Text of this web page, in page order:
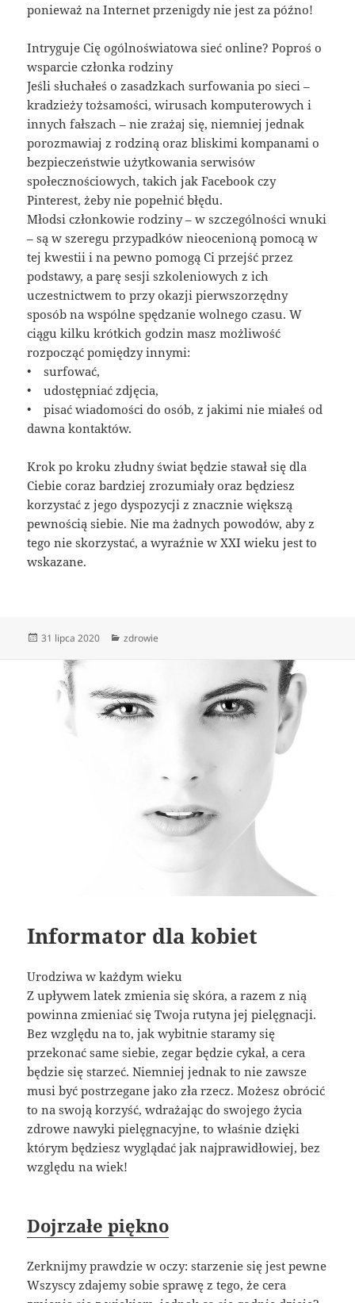
ponieważ na Internet przenigdy nie jest za późno!
Intryguje Cię ogólnoświatowa sieć online? Poproś o
wsparcie członka rodziny
Jeśli słuchałeś o zasadzkach surfowania po sieci –
kradzieży tożsamości, wirusach komputerowych i
innych fałszach – nie zrażaj się, niemniej jednak
porozmawiaj z rodziną oraz bliskimi kompanami o
bezpieczeństwie użytkowania serwisów
społecznościowych, takich jak Facebook czy
Pinterest, żeby nie popełnić błędu.
Młodsi członkowie rodziny – w szczególności wnuki
– są w szeregu przypadków nieocenioną pomocą w
tej kwestii i na pewno pomogą Ci przejść przez
podstawy, a parę sesji szkoleniowych z ich
uczestnictwem to przy okazji pierwszorzędny
sposób na wspólne spędzanie wolnego czasu. W
ciągu kilku krótkich godzin masz możliwość
rozpocząć pomiędzy innymi:
• surfować,
• udostępniać zdjęcia,
• pisać wiadomości do osób, z jakimi nie miałeś od
dawna kontaktów.
Krok po kroku złudny świat będzie stawał się dla
Ciebie coraz bardziej zrozumiały oraz będziesz
korzystać z jego dyspozycji z znacznie większą
pewnością siebie. Nie ma żadnych powodów, aby z
tego nie skorzystać, a wyraźnie w XXI wieku jest to
wskazane.
Data
31 lipca 2020 Kategorie
zdrowie
Informator dla kobiet
Urodziwa w każdym wieku
Z upływem latek zmienia się skóra, a razem z nią
powinna zmieniać się Twoja rutyna jej pielęgnacji.
Bez względu na to, jak wybitnie staramy się
przekonać same siebie, zegar będzie cykał, a cera
będzie się starzeć. Niemniej jednak to nie zawsze
musi być postrzegane jako zła rzecz. Możesz obrócić
to na swoją korzyść, wdrażając do swojego życia
zdrowe nawyki pielęgnacyjne, to właśnie dzięki
którym będziesz wyglądać jak najprawidłowiej, bez
względu na wiek!
Dojrzałe piękno
Zerknijmy prawdzie w oczy: starzenie się jest pewne
Wszyscy zdajemy sobie sprawę z tego, że cera